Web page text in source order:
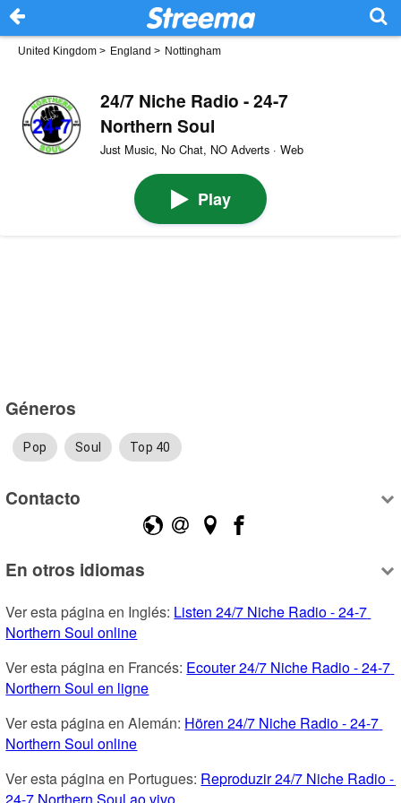
United Kingdom > England > Nottingham
24/7 Niche Radio - 24-7
Northern Soul
Just Music, No Chat, NO Adverts · Web
Play
Géneros
Pop Soul Top 40
Contacto
En otros idiomas
Ver esta página en Inglés: Listen 24/7 Niche Radio - 24-7
Northern Soul online
Ver esta página en Francés: Ecouter 24/7 Niche Radio - 24-7
Northern Soul en ligne
Ver esta página en Alemán: Hören 24/7 Niche Radio - 24-7
Northern Soul online
Ver esta página en Portugues: Reproduzir 24/7 Niche Radio -
24-7 Northern Soul ao vivo